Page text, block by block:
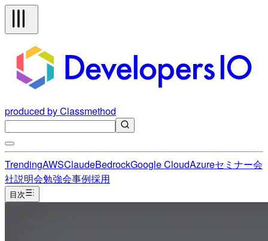
produced by Classmethod
TrendingAWSClaudeBedrockGoogle CloudAzureセミナー会
社説明会勉強会事例採用
目次